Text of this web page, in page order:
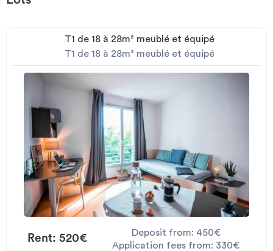
T1 de 18 à 28m² meublé et équipé
T1 de 18 à 28m² meublé et équipé
Rent: 520€
Deposit from: 450€
Application fees from: 330€